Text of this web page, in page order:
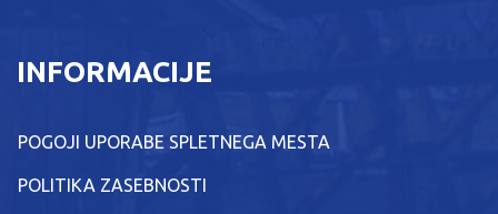
INFORMACIJE
POGOJI UPORABE SPLETNEGA MESTA
POLITIKA ZASEBNOSTI